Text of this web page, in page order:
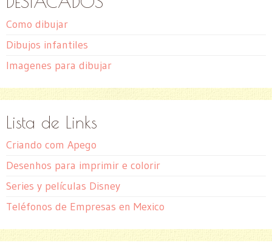
Como dibujar
Dibujos infantiles
Imagenes para dibujar
Lista de Links
Criando com Apego
Desenhos para imprimir e colorir
Series y películas Disney
Teléfonos de Empresas en Mexico